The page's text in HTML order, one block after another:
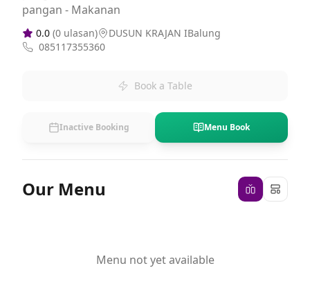
pangan - Makanan
0.0 (0 ulasan)
DUSUN KRAJAN IBalung
085117355360
Book a Table
Inactive Booking Menu Book
Our Menu
Menu not yet available